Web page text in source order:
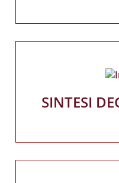
SINTESI